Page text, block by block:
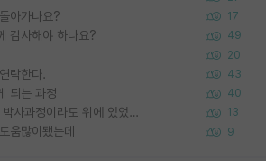
아가나요? 17
감사해야 하나요? 49
20
락한다. 43
되는 과정 40
진짜 제발 적당히 똑똑한 박사과정이라도 위에 있었으면.. 13
움많이됐는데 9